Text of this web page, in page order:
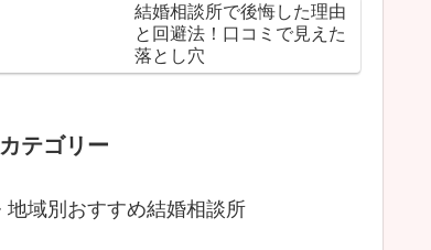
結婚相談所で後悔した理由
と回避法！口コミで見えた
落とし穴
カテゴリー
地域別おすすめ結婚相談所